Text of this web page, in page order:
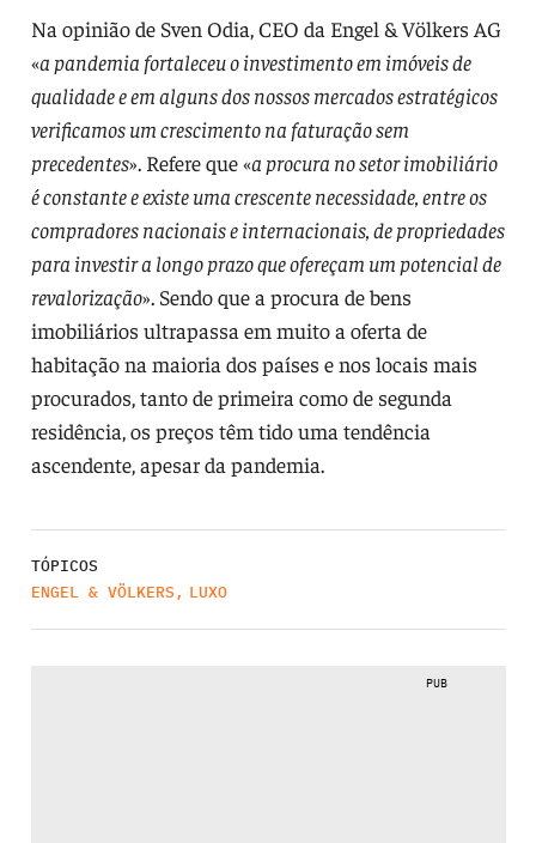
Na opinião de Sven Odia, CEO da Engel & Völkers AG
«a pandemia fortaleceu o investimento em imóveis de
qualidade e em alguns dos nossos mercados estratégicos
verificamos um crescimento na faturação sem
precedentes». Refere que «a procura no setor imobiliário
é constante e existe uma crescente necessidade, entre os
compradores nacionais e internacionais, de propriedades
para investir a longo prazo que ofereçam um potencial de
revalorização». Sendo que a procura de bens
imobiliários ultrapassa em muito a oferta de
habitação na maioria dos países e nos locais mais
procurados, tanto de primeira como de segunda
residência, os preços têm tido uma tendência
ascendente, apesar da pandemia.
TÓPICOS
ENGEL & VÖLKERS , LUXO
PUB